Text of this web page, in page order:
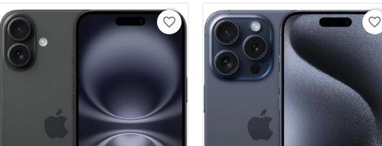
favorite_border favorite_border